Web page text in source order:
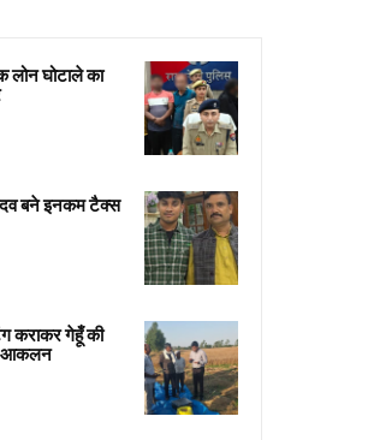
लोन घोटाले का
बने इनकम टैक्स
कराकर गेहूँ की
आकलन